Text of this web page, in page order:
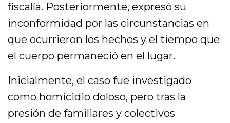
fiscalía. Posteriormente, expresó su
inconformidad por las circunstancias en
que ocurrieron los hechos y el tiempo que
el cuerpo permaneció en el lugar.
Inicialmente, el caso fue investigado
como homicidio doloso, pero tras la
presión de familiares y colectivos